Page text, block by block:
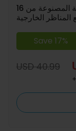
16 قطعة من مصابيح الحدائق الشمسية المصنوعة من
المناظر الخارجية
Save 17%
USD 40.99